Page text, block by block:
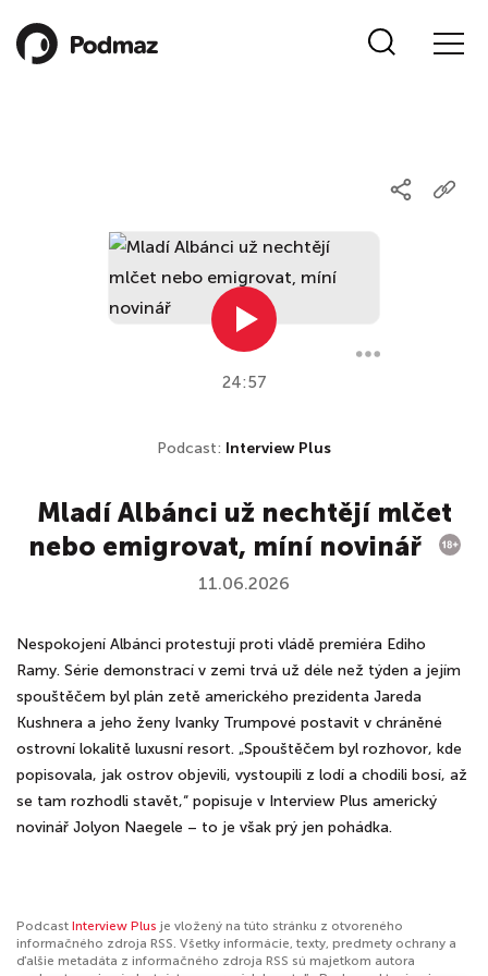
24:57
Podcast: Interview Plus
Mladí Albánci už nechtějí mlčet
nebo emigrovat, míní novinář
11.06.2026
Nespokojení Albánci protestují proti vládě premiéra Ediho
Ramy. Série demonstrací v zemi trvá už déle než týden a jejím
spouštěčem byl plán zetě amerického prezidenta Jareda
Kushnera a jeho ženy Ivanky Trumpové postavit v chráněné
ostrovní lokalitě luxusní resort. „Spouštěčem byl rozhovor, kde
popisovala, jak ostrov objevili, vystoupili z lodí a chodili bosí, až
se tam rozhodli stavět,“ popisuje v Interview Plus americký
novinář Jolyon Naegele – to je však prý jen pohádka.
Podcast Interview Plus je vložený na túto stránku z otvoreného
informačného zdroja RSS. Všetky informácie, texty, predmety ochrany a
ďalšie metadáta z informačného zdroja RSS sú majetkom autora